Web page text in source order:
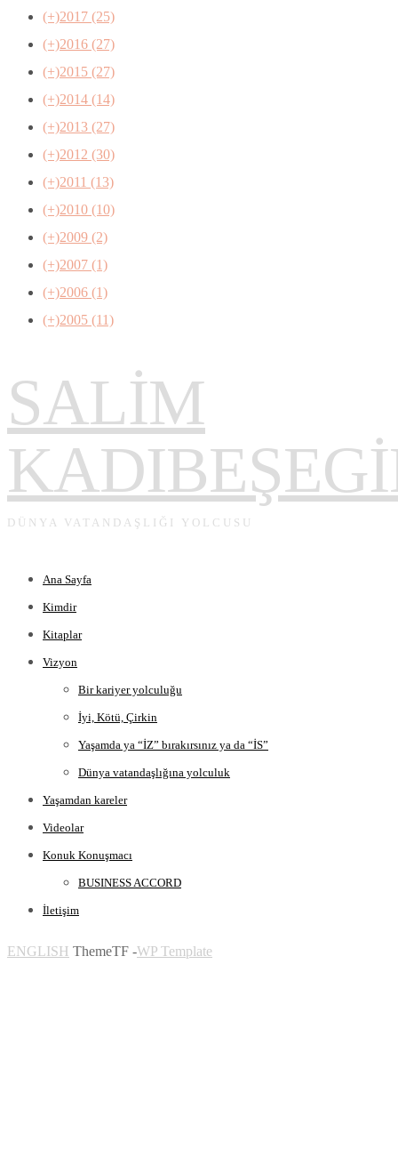
(+)2017 (25)
(+)2016 (27)
(+)2015 (27)
(+)2014 (14)
(+)2013 (27)
(+)2012 (30)
(+)2011 (13)
(+)2010 (10)
(+)2009 (2)
(+)2007 (1)
(+)2006 (1)
(+)2005 (11)
SALİM
DÜNYA VATANDAŞLIĞI YOLCUSU
Ana Sayfa
Kimdir
Kitaplar
Vizyon
Bir kariyer yolculuğu
İyi, Kötü, Çirkin
Yaşamda ya “İZ” bırakırsınız ya da “İS”
Dünya vatandaşlığına yolculuk
Yaşamdan kareler
Videolar
Konuk Konuşmacı
BUSINESS ACCORD
İletişim
ENGLISH ThemeTF -WP Template